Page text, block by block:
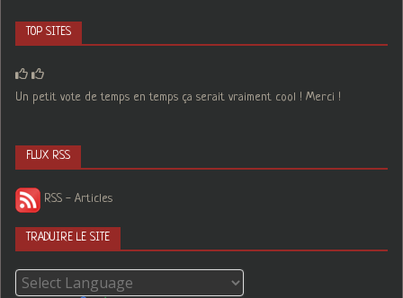
TOP SITES
Un petit vote de temps en temps ça serait vraiment cool ! Merci !
FLUX RSS
RSS - Articles
TRADUIRE LE SITE